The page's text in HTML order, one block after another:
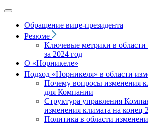
Обращение вице‑президента
Резюме
Ключевые метрики в области
за 2024 год
О «Норникеле»
Подход «Норникеля» в области
Почему вопросы изменения
для Компании
Структура управления
изменения климата на конец
Политика в области